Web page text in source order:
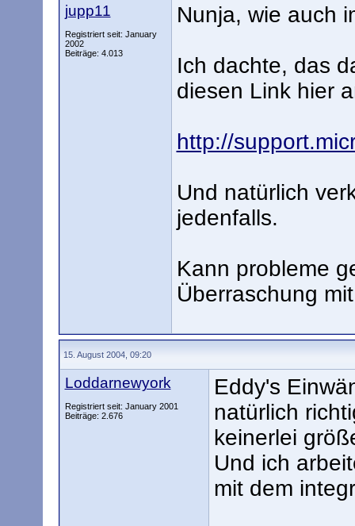
jupp11
Registriert seit: January
2002
Beiträge: 4.013
Nunja, wie auch
Ich dachte, das
diesen Link hier
http://
Und natürlich
jedenfalls.
Kann probleme
Überraschung
15. August 2004, 09:20
Loddarnewyork
Registriert seit: January 2001
Beiträge: 2.676
Eddy's
natürlich
keinerlei
Und ich
mit dem